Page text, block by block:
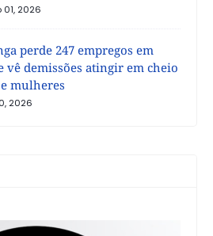
2026
perde 247 empregos em
vê demissões atingir em cheio
mulheres
2026